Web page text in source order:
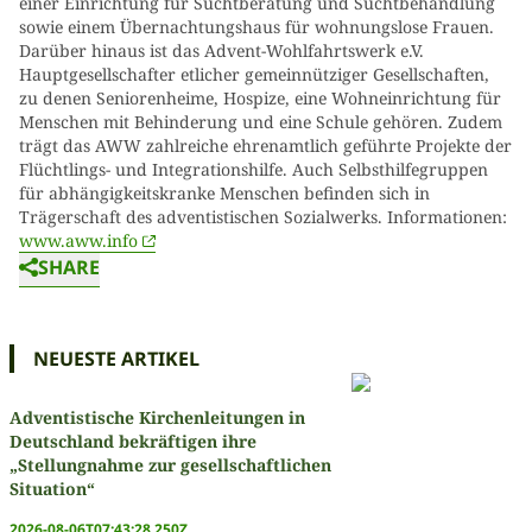
sowie einem Übernachtungshaus für wohnungslose Frauen.
Darüber hinaus ist das Advent-Wohlfahrtswerk e.V.
Hauptgesellschafter etlicher gemeinnütziger Gesellschaften,
zu denen Seniorenheime, Hospize, eine Wohneinrichtung für
Menschen mit Behinderung und eine Schule gehören. Zudem
trägt das AWW zahlreiche ehrenamtlich geführte Projekte der
Flüchtlings- und Integrationshilfe. Auch Selbsthilfegruppen
für abhängigkeitskranke Menschen befinden sich in
Trägerschaft des adventistischen Sozialwerks. Informationen:
www.aww.info
SHARE
NEUESTE ARTIKEL
Adventistische Kirchenleitungen in
Deutschland bekräftigen ihre
„Stellungnahme zur gesellschaftlichen
Situation“